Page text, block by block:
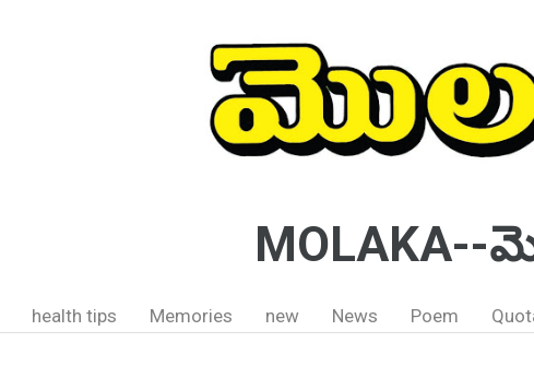
health tips Memories new News Poem